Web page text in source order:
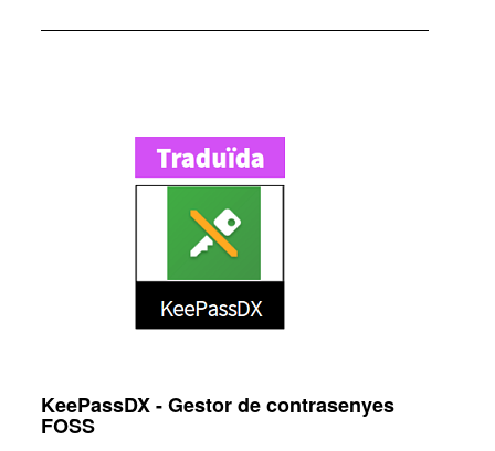
KeePassDX - Gestor de contrasenyes
FOSS